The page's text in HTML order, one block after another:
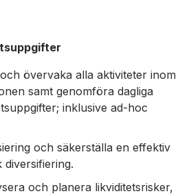
övervaka alla aktiviteter inom
samt genomföra dagliga
inklusive ad-hoc
och säkerställa en effektiv
diversifiering.
och planera likviditetsrisker,